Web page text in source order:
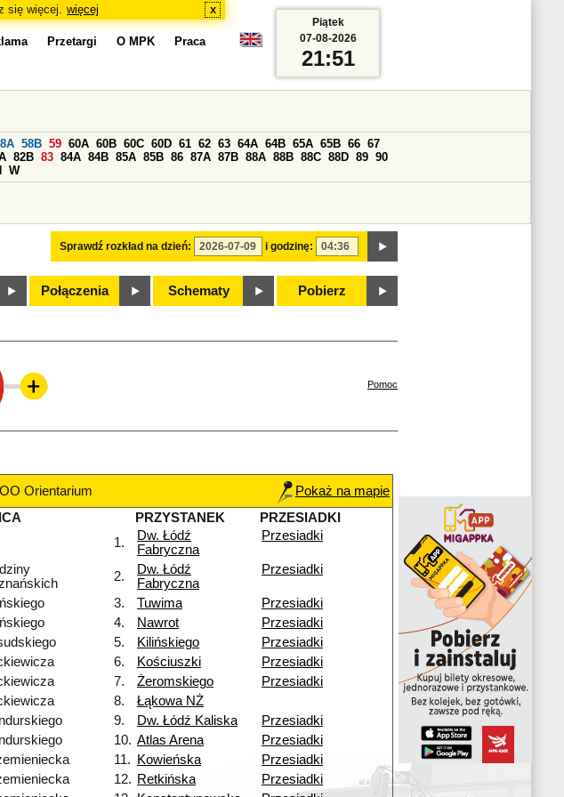
się więcej. więcej x
Przetargi O MPK Praca
Sprawdź rozkład na dzień: i godzinę:
58B 59 60A 60B 60C 60D 61 62 63 64A 64B 65A 65B 66 67
82B 83 84A 84B 85A 85B 86 87A 87B 88A 88B 88C 88D 89 90
W
Połączenia Schematy Pobierz
Piątek
07-08-2026
21:51
Pomoc
Orientarium
Pokaż na mapie
PRZYSTANEK
PRZESIADKI
1.
Dw. Łódź
Fabryczna
Przesiadki
2.
Dw. Łódź
Fabryczna
Przesiadki
3. Tuwima
Przesiadki
4. Nawrot
Przesiadki
5. Kilińskiego
Przesiadki
6. Kościuszki
Przesiadki
7. Żeromskiego
Przesiadki
8.
Łąkowa NŻ
9. Dw. Łódź Kaliska
Przesiadki
10. Atlas Arena
Przesiadki
11. Kowieńska
Przesiadki
12. Retkińska
Przesiadki